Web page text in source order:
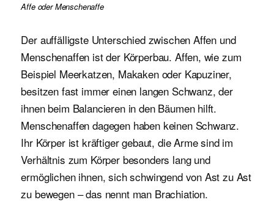
Affe oder Menschenaffe
Der auffälligste Unterschied zwischen Affen und
Menschenaffen ist der Körperbau. Affen, wie zum
Beispiel Meerkatzen, Makaken oder Kapuziner,
besitzen fast immer einen langen Schwanz, der
ihnen beim Balancieren in den Bäumen hilft.
Menschenaffen dagegen haben keinen Schwanz.
Ihr Körper ist kräftiger gebaut, die Arme sind im
Verhältnis zum Körper besonders lang und
ermöglichen ihnen, sich schwingend von Ast zu Ast
zu bewegen – das nennt man Brachiation.